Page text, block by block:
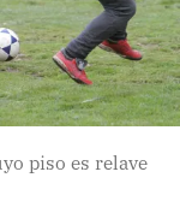
piso es relave